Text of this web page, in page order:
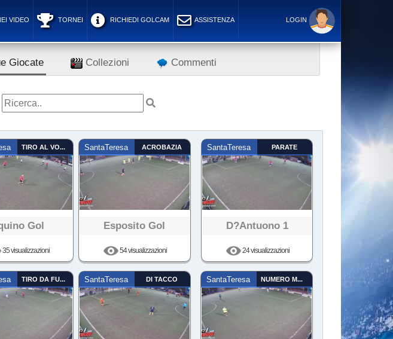
VIDEO TORNEI RICHIEDI GOLCAM ASSISTENZA LOGIN
Giocate Collezioni Commenti
TIRO AL VOLO
Gol
35 visualizzazioni
SantaTeresa ACROBAZIA
Esposito Gol
54 visualizzazioni
SantaTeresa PARATE
D?antuono 1
24 visualizzazioni
TIRO DA FUORI SantaTeresa DI TACCO SantaTeresa NUMERO MAGICO